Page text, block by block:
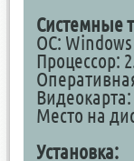
Системные
ОС:
Процессор:
Место на
Установка: